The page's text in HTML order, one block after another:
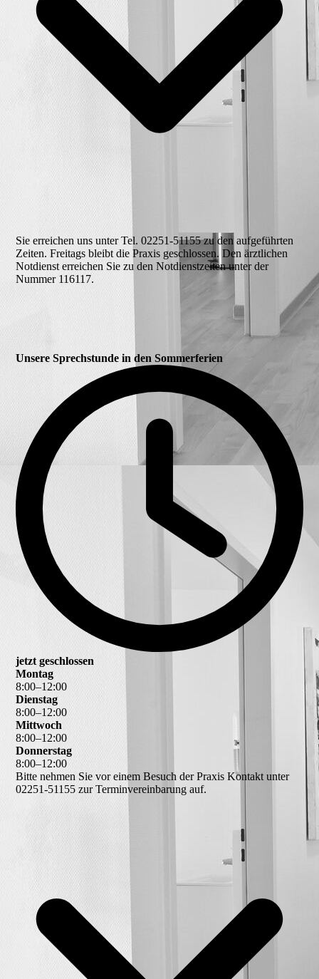
Sie erreichen uns unter Tel. 02251-51155 zu den aufgeführten
Zeiten. Freitags bleibt die Praxis geschlossen. Den ärztlichen
Notdienst erreichen Sie zu den Notdienstzeiten unter der
Nummer 116117.
Unsere Sprechstunde in den Sommerferien
jetzt geschlossen
Montag
8:00–12:00
Dienstag
8:00–12:00
Mittwoch
8:00–12:00
Donnerstag
8:00–12:00
Bitte nehmen Sie vor einem Besuch der Praxis Kontakt unter
02251-51155 zur Terminvereinbarung auf.